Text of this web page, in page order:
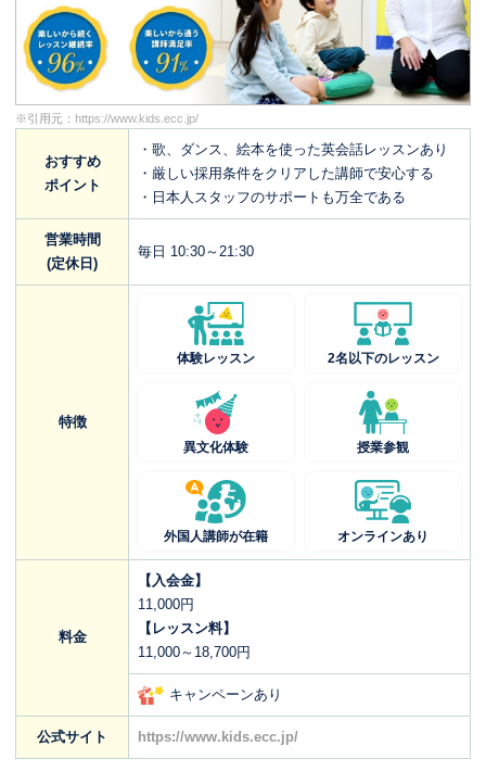
※引用元： https://www.kids.ecc.jp/
おすすめ
ポイント
・歌、ダンス、絵本を使った英会話レッスンあり
・厳しい採用条件をクリアした講師で安心する
・日本人スタッフのサポートも万全である
営業時間
(定休日)
毎日 10:30～21:30
特徴
体験レッスン 2名以下のレッスン
異文化体験 授業参観
外国人講師が在籍 オンラインあり
料金
【入会金】
11,000円
【レッスン料】
11,000～18,700円
キャンペーンあり
公式サイト https://www.kids.ecc.jp/